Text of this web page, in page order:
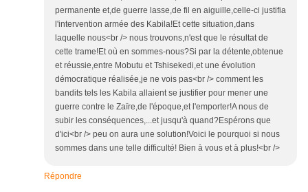
permanente et,de guerre lasse,de fil en aiguille,celle-ci justifia
l'intervention armée des Kabila!Et cette situation,dans
laquelle nous<br /> nous trouvons,n'est que le résultat de
cette trame!Et où en sommes-nous?Si par la détente,obtenue
et réussie,entre Mobutu et Tshisekedi,et une évolution
démocratique réalisée,je ne vois pas<br /> comment les
bandits tels les Kabila allaient se justifier pour mener une
guerre contre le Zaïre,de l'époque,et l'emporter!A nous de
subir les conséquences,...et jusqu'à quand?Espérons que
d'ici<br /> peu on aura une solution!Voici le pourquoi si nous
sommes dans une telle difficulté! Bien à vous et à plus!<br />
Répondre